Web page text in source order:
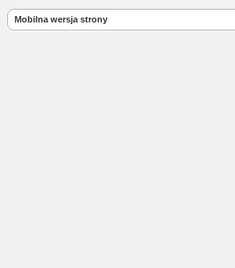
Mobilna wersja strony